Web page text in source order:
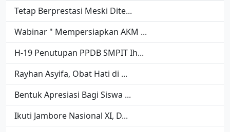
Tetap Berprestasi Meski Dite...
Wabinar " Mempersiapkan AKM ...
H-19 Penutupan PPDB SMPIT Ih...
Rayhan Asyifa, Obat Hati di ...
Bentuk Apresiasi Bagi Siswa ...
Ikuti Jambore Nasional XI, D...